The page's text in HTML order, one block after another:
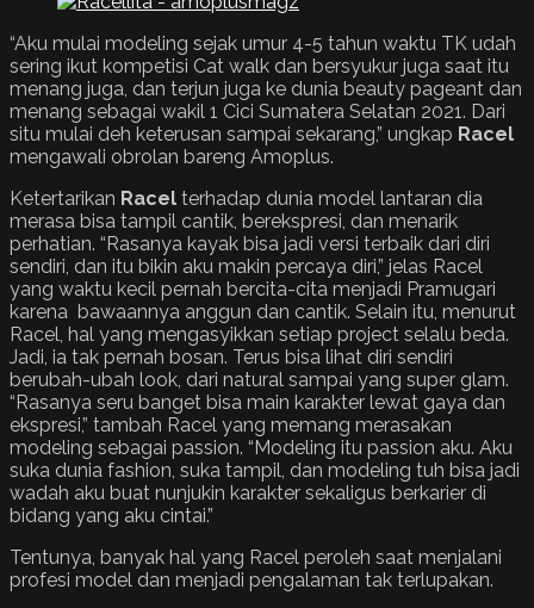
“Aku mulai modeling sejak umur 4-5 tahun waktu TK udah
sering ikut kompetisi Cat walk dan bersyukur juga saat itu
menang juga, dan terjun juga ke dunia beauty pageant dan
menang sebagai wakil 1 Cici Sumatera Selatan 2021. Dari
situ mulai deh keterusan sampai sekarang,” ungkap Racel
mengawali obrolan bareng Amoplus.
Ketertarikan Racel terhadap dunia model lantaran dia
merasa bisa tampil cantik, berekspresi, dan menarik
perhatian. “Rasanya kayak bisa jadi versi terbaik dari diri
sendiri, dan itu bikin aku makin percaya diri,” jelas Racel
yang waktu kecil pernah bercita-cita menjadi Pramugari
karena bawaannya anggun dan cantik. Selain itu, menurut
Racel, hal yang mengasyikkan setiap project selalu beda.
Jadi, ia tak pernah bosan. Terus bisa lihat diri sendiri
berubah-ubah look, dari natural sampai yang super glam.
“Rasanya seru banget bisa main karakter lewat gaya dan
ekspresi,” tambah Racel yang memang merasakan
modeling sebagai passion. “Modeling itu passion aku. Aku
suka dunia fashion, suka tampil, dan modeling tuh bisa jadi
wadah aku buat nunjukin karakter sekaligus berkarier di
bidang yang aku cintai.”
Tentunya, banyak hal yang Racel peroleh saat menjalani
profesi model dan menjadi pengalaman tak terlupakan.